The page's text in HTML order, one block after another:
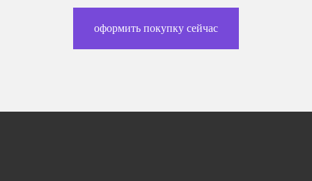
оформить покупку сейчас